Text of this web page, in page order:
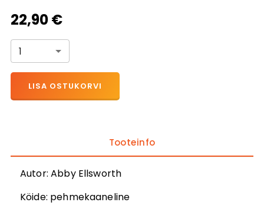
22,90 €
1
LISA OSTUKORVI
Tooteinfo
Autor:Abby Ellsworth
Köide: pehmekaaneline